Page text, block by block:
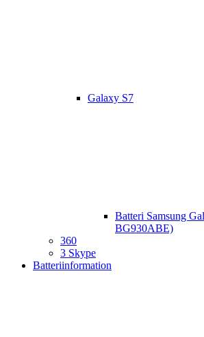
Galaxy S7
Batteri Samsung
BG930ABE)
360
3 Skype
Batteriinformation